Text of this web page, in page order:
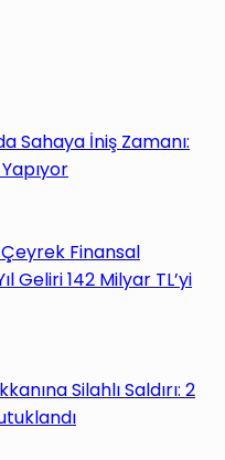
Sahaya İniş Zamanı:
Finansal
Geliri 142 Milyar TL’yi
Silahlı Saldırı: 2